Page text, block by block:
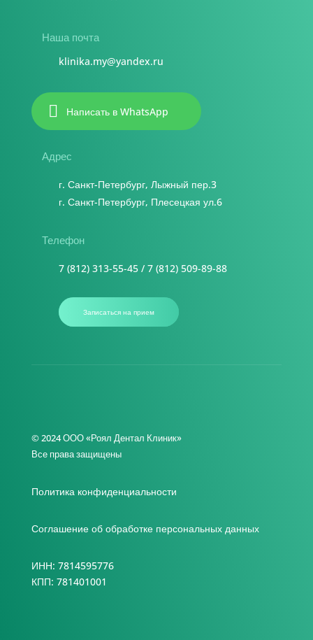
Наша почта
klinika.my@yandex.ru
 Написать в WhatsApp
Адрес
г. Санкт-Петербург, Лыжный пер.3
г. Санкт-Петербург, Плесецкая ул.6
Телефон
7 (812) 313-55-45/ 7 (812) 509-89-88
Записаться на прием
© 2024 ООО «Роял Дентал Клиник»
Все права защищены
Политика конфиденциальности
Соглашение об обработке персональных данных
ИНН: 7814595776
КПП: 781401001